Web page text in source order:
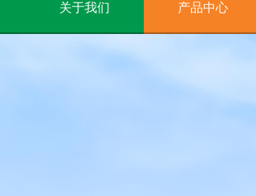
关于我们 产品中心